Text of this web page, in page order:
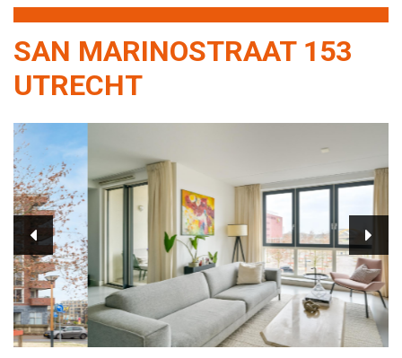
SAN MARINOSTRAAT 153
UTRECHT